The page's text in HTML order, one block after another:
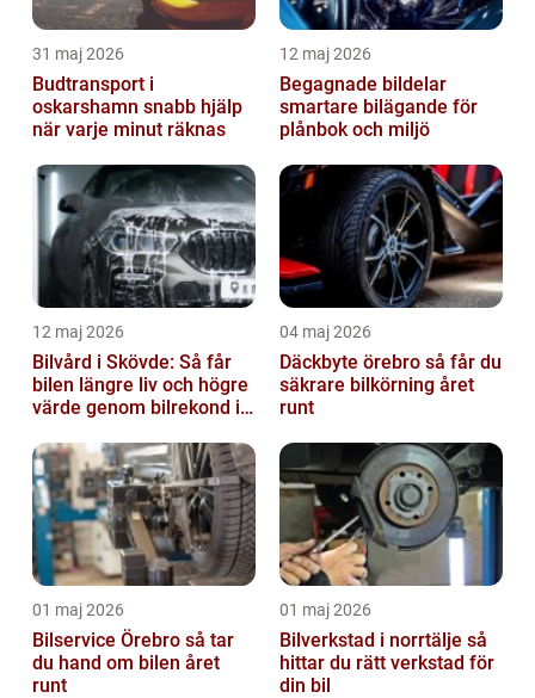
31 maj 2026
Budtransport i
oskarshamn snabb hjälp
när varje minut räknas
12 maj 2026
Begagnade bildelar
smartare bilägande för
plånbok och miljö
12 maj 2026
Bilvård i Skövde: Så får
bilen längre liv och högre
värde genom bilrekond i
04 maj 2026
Däckbyte örebro så får du
säkrare bilkörning året
runt
01 maj 2026
Bilservice Örebro så tar
du hand om bilen året
runt
01 maj 2026
Bilverkstad i norrtälje så
hittar du rätt verkstad för
din bil